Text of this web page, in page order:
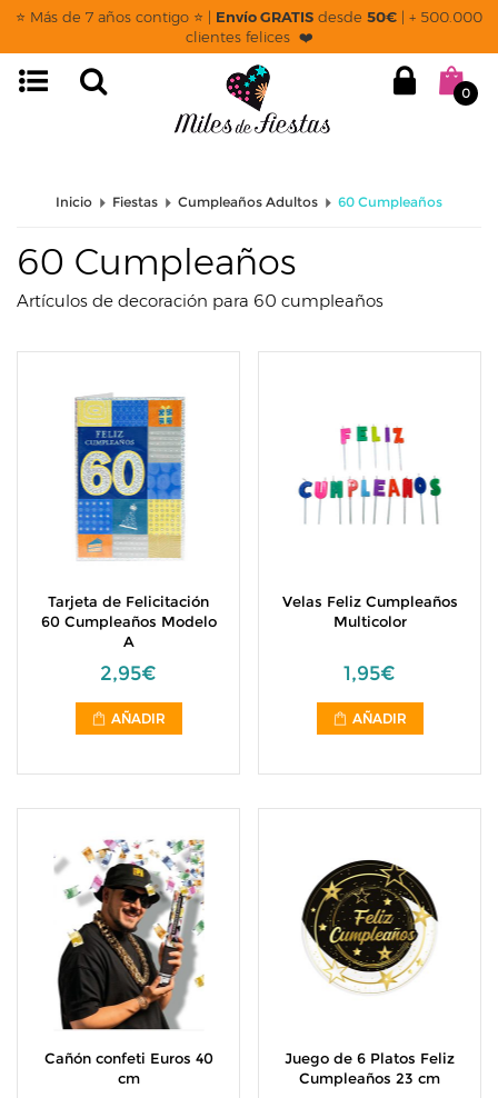
⭐ Más de 7 años contigo ⭐ | Envío GRATIS desde 50€ | + 500.000
clientes felices ❤️
0
page: listado
Inicio Fiestas Cumpleaños Adultos 60 Cumpleaños
60 Cumpleaños
Artículos de decoración para 60 cumpleaños
Tarjeta de Felicitación
60 Cumpleaños Modelo
A
2,95€
AÑADIR
Velas Feliz Cumpleaños
Multicolor
1,95€
AÑADIR
Cañón confeti Euros 40
cm
Juego de 6 Platos Feliz
Cumpleaños 23 cm